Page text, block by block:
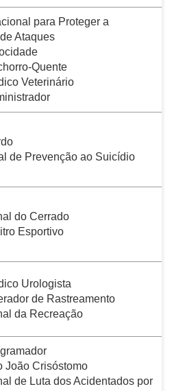
para Proteger a
Ataques
Quente
Veterinário
de Prevenção ao Suicídio
do Cerrado
Esportivo
Urologista
de Rastreamento
da Recreação
João Crisóstomo
de Luta dos Acidentados por